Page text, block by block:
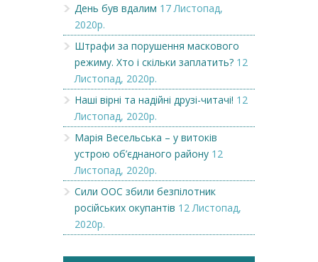
День був вдалим 17 Листопад,
2020р.
Штрафи за порушення маскового
режиму. Хто і скільки заплатить? 12
Листопад, 2020р.
Наші вірні та надійні друзі-читачі! 12
Листопад, 2020р.
Марія Весельська – у витоків
устрою об’єднаного району 12
Листопад, 2020р.
Сили ООС збили безпілотник
російських окупантів 12 Листопад,
2020р.